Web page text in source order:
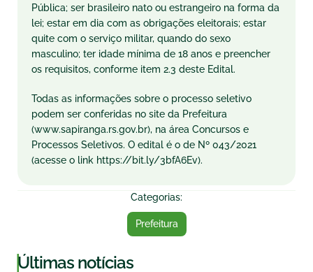
Pública; ser brasileiro nato ou estrangeiro na forma da
lei; estar em dia com as obrigações eleitorais; estar
quite com o serviço militar, quando do sexo
masculino; ter idade mínima de 18 anos e preencher
os requisitos, conforme item 2.3 deste Edital.
Todas as informações sobre o processo seletivo
podem ser conferidas no site da Prefeitura
(www.sapiranga.rs.gov.br), na área Concursos e
Processos Seletivos. O edital é o de Nº 043/2021
(acesse o link https://bit.ly/3bfA6Ev).
Categorias:
Prefeitura
|Últimas notícias